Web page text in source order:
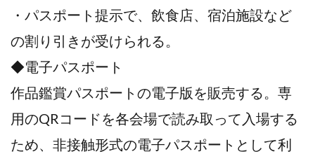
・パスポート提示で、飲食店、宿泊施設など
の割り引きが受けられる。
◆電子パスポート
作品鑑賞パスポートの電子版を販売する。専
用のQRコードを各会場で読み取って入場する
ため、非接触形式の電子パスポートとして利